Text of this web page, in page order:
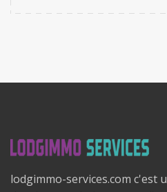
lodgimmo-services.com c'est